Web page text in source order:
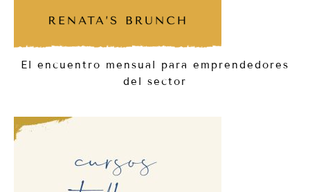
El encuentro mensual para emprendedores
del sector